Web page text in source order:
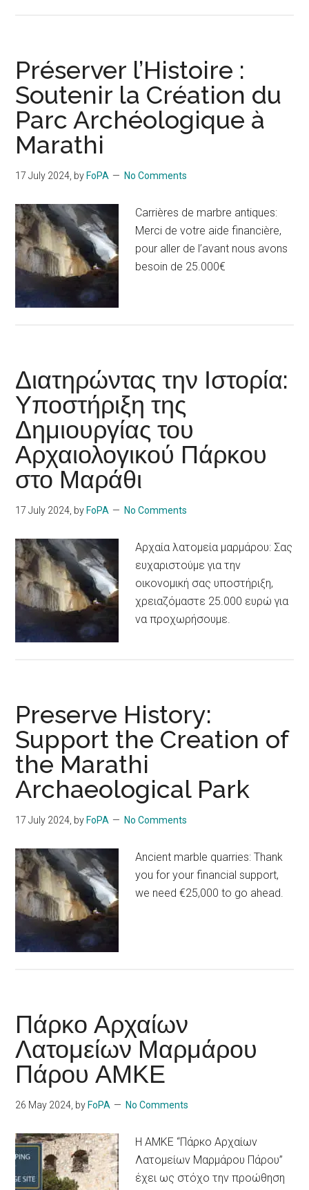
Préserver l’Histoire :
Soutenir la Création du
Parc Archéologique à
Marathi
17 July 2024, by FoPA No Comments
Carrières de marbre antiques:
Merci de votre aide financière,
pour aller de l’avant nous avons
besoin de 25.000€
Διατηρώντας την Ιστορία:
Υποστήριξη της
Δημιουργίας του
Αρχαιολογικού Πάρκου
στο Μαράθι
17 July 2024, by FoPA No Comments
Αρχαία λατομεία μαρμάρου: Σας
ευχαριστούμε για την
οικονομική σας υποστήριξη,
χρειαζόμαστε 25.000 ευρώ για
να προχωρήσουμε.
Preserve History:
Support the Creation of
the Marathi
Archaeological Park
17 July 2024, by FoPA No Comments
Ancient marble quarries: Thank
you for your financial support,
we need €25,000 to go ahead.
Πάρκο Αρχαίων
Λατομείων Μαρμάρου
Πάρου ΑΜΚΕ
26 May 2024, by FoPA No Comments
Η ΑΜΚΕ “Πάρκο Αρχαίων
Λατομείων Μαρμάρου Πάρου”
έχει ως στόχο την προώθηση